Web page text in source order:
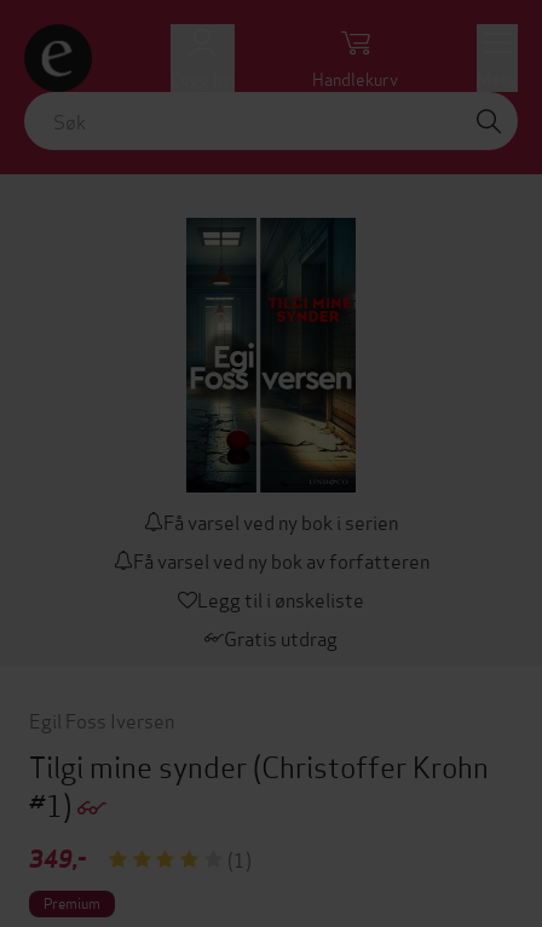
Handlekurv
Få varsel ved ny bok i serien
Få varsel ved ny bok av forfatteren
Legg til i ønskeliste
Gratis utdrag
Egil Foss Iversen
Tilgi mine synder(Christoffer Krohn
#1)
349,- (1)
Premium